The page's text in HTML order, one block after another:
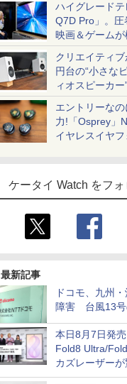
ハイグレードテ
Q7D Pro」。
映画＆ゲームが
クリエイティ
円台の“小さな
ィオスピーカー
エントリーな
力!「Osprey」
イヤレスイヤフ
ケータイ Watch をフ
最新記事
ドコモ、九州
障害 台風13号
本日8月7日発
Fold8 Ultra/
カズレーザーが
屋のメニュー